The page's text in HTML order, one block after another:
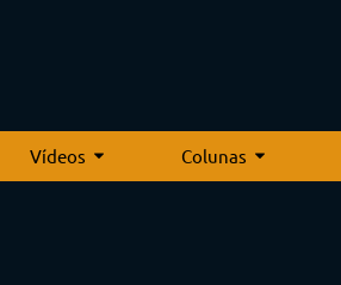
Vídeos Colunas